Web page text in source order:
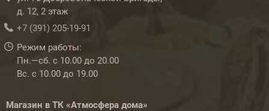
д. 12, 2 этаж
+7 (391) 205-19-91
Режим работы:
Пн.—сб. с 10.00 до 20.00
Вс. с 10.00 до 19.00
Магазин в ТК «Атмосфера дома»